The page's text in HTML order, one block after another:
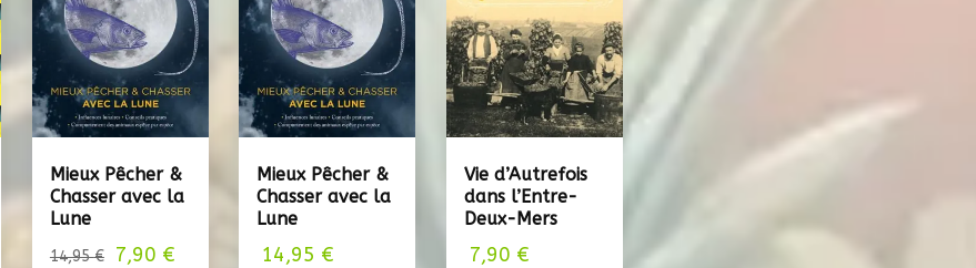
Mieux Pêcher &
Chasser avec la
Lune
14,95€
Le
7,90 €
Mieux Pêcher &
Chasser avec la
Lune
14,95 €
Vie d’Autrefois
dans l’Entre-
Deux-Mers
7,90 €